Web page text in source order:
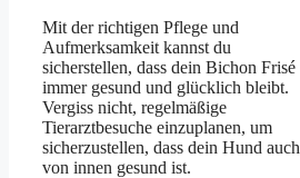
Mit der richtigen Pflege und
Aufmerksamkeit kannst du
sicherstellen, dass dein Bichon Frisé
immer gesund und glücklich bleibt.
Vergiss nicht, regelmäßige
Tierarztbesuche einzuplanen, um
sicherzustellen, dass dein Hund auch
von innen gesund ist.